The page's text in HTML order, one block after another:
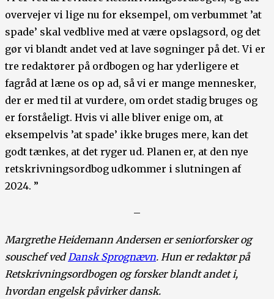
overvejer vi lige nu for eksempel, om verbummet ’at
spade’ skal vedblive med at være opslagsord, og det
gør vi blandt andet ved at lave søgninger på det. Vi er
tre redaktører på ordbogen og har yderligere et
fagråd at læne os op ad, så vi er mange mennesker,
der er med til at vurdere, om ordet stadig bruges og
er forståeligt. Hvis vi alle bliver enige om, at
eksempelvis ’at spade’ ikke bruges mere, kan det
godt tænkes, at det ryger ud. Planen er, at den nye
retskrivningsordbog udkommer i slutningen af
2024. ”
–
Margrethe Heidemann Andersen er seniorforsker og
souschef vedDansk Sprognævn. Hun er redaktør på
Retskrivningsordbogen og forsker blandt andet i,
hvordan engelsk påvirker dansk.